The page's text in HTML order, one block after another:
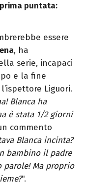
puntata:
essere
, ha
serie, incapaci
e la fine
Liguori.
Blanca ha
è stata 1/2 giorni
commento
Blanca incinta?
bambino il padre
parole! Ma proprio
".